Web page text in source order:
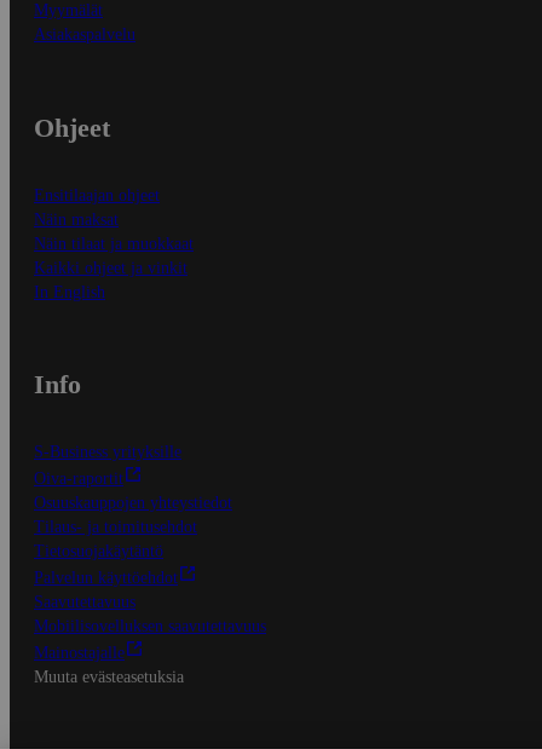
Myymälät
Asiakaspalvelu
Ohjeet
Ensitilaajan ohjeet
Näin maksat
Näin tilaat ja muokkaat
Kaikki ohjeet ja vinkit
In English
Info
S-Business yrityksille
Oiva-raportit
Osuuskauppojen yhteystiedot
Tilaus- ja toimitusehdot
Tietosuojakäytäntö
Palvelun käyttöehdot
Saavutettavuus
Mobiilisovelluksen saavutettavuus
Mainostajalle
Muuta evästeasetuksia